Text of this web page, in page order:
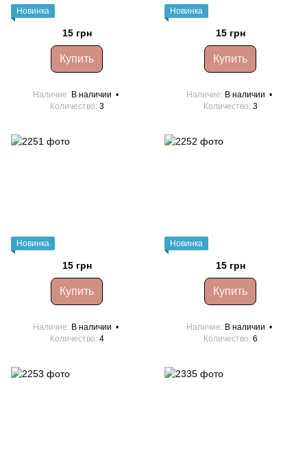
Новинка
15 грн
Купить
Наличие В наличии
Количество 3
Новинка
15 грн
Купить
Наличие В наличии
Количество 3
Новинка
15 грн
Купить
Наличие В наличии
Количество 4
Новинка
15 грн
Купить
Наличие В наличии
Количество 6